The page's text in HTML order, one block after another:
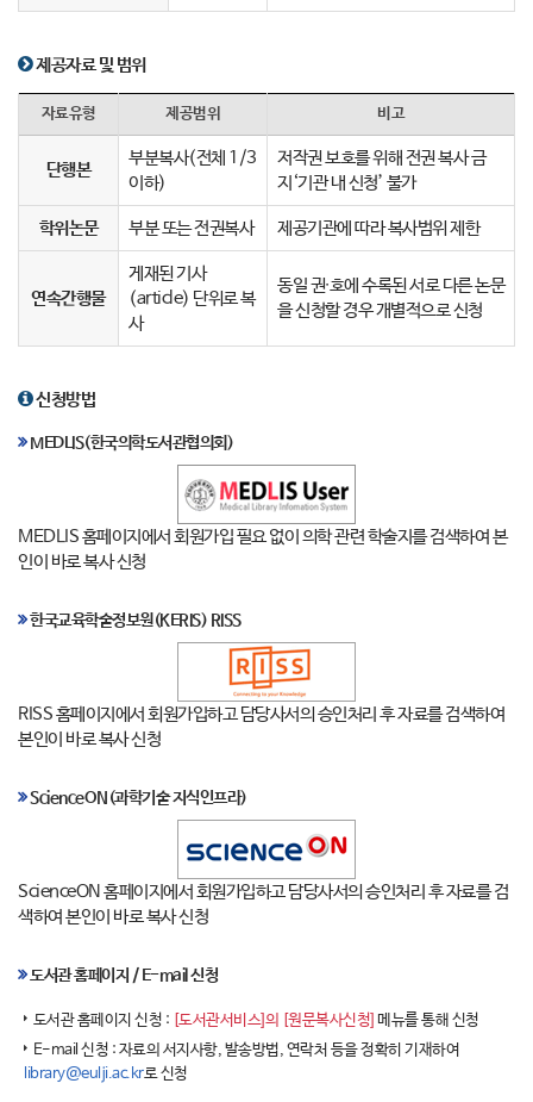
제공자료 및 범위
자료유형 제공범위 비고
단행본
부분복사(전체 1/3
이하)
저작권 보호를 위해 전권 복사 금
지‘기관 내 신청’ 불가
학위논문 부분 또는 전권복사 제공기관에 따라 복사범위 제한
연속간행물
게재된 기사
(article) 단위로 복
사
동일 권∙호에 수록된 서로 다른 논문
을 신청할 경우 개별적으로 신청
신청방법
MEDLIS(한국의학도서관협의회)
MEDLIS 홈페이지에서 회원가입 필요 없이 의학 관련 학술지를 검색하여 본
인이 바로 복사 신청
한국교육학술정보원(KERIS) RISS
RISS 홈페이지에서 회원가입하고 담당사서의 승인처리 후 자료를 검색하여
본인이 바로 복사 신청
ScienceON(과학기술 지식인프라)
ScienceON 홈페이지에서 회원가입하고 담당사서의 승인처리 후 자료를 검
색하여 본인이 바로 복사 신청
도서관 홈페이지 / E-mail 신청
도서관 홈페이지 신청 : [도서관서비스]의 [원문복사신청] 메뉴를 통해 신청
E-mail 신청 : 자료의 서지사항, 발송방법, 연락처 등을 정확히 기재하여
library@eulji.ac.kr로 신청